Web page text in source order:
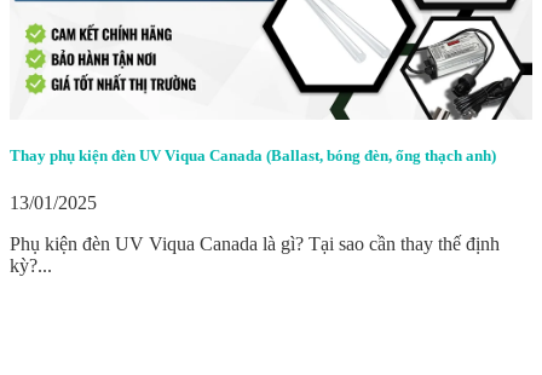
Thay phụ kiện đèn UV Viqua Canada (Ballast, bóng đèn, ống thạch anh)
13/01/2025
Phụ kiện đèn UV Viqua Canada là gì? Tại sao cần thay thế định
kỳ?...